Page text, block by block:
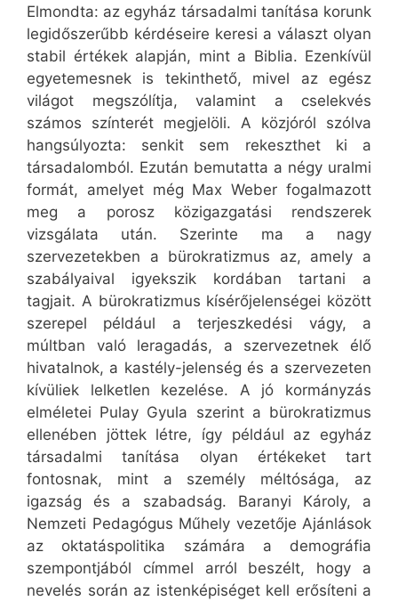
Elmondta: az egyház társadalmi tanítása korunk
legidőszerűbb kérdéseire keresi a választ olyan
stabil értékek alapján, mint a Biblia. Ezenkívül
egyetemesnek is tekinthető, mivel az egész
világot megszólítja, valamint a cselekvés
számos színterét megjelöli. A közjóról szólva
hangsúlyozta: senkit sem rekeszthet ki a
társadalomból. Ezután bemutatta a négy uralmi
formát, amelyet még Max Weber fogalmazott
meg a porosz közigazgatási rendszerek
vizsgálata után. Szerinte ma a nagy
szervezetekben a bürokratizmus az, amely a
szabályaival igyekszik kordában tartani a
tagjait. A bürokratizmus kísérőjelenségei között
szerepel például a terjeszkedési vágy, a
múltban való leragadás, a szervezetnek élő
hivatalnok, a kastély-jelenség és a szervezeten
kívüliek lelketlen kezelése. A jó kormányzás
elméletei Pulay Gyula szerint a bürokratizmus
ellenében jöttek létre, így például az egyház
társadalmi tanítása olyan értékeket tart
fontosnak, mint a személy méltósága, az
igazság és a szabadság. Baranyi Károly, a
Nemzeti Pedagógus Műhely vezetője Ajánlások
az oktatáspolitika számára a demográfia
szempontjából címmel arról beszélt, hogy a
nevelés során az istenképiséget kell erősíteni a